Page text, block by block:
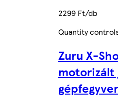
2299 Ft/db
Quantity
Zuru X-
motorizált
gépfegyver